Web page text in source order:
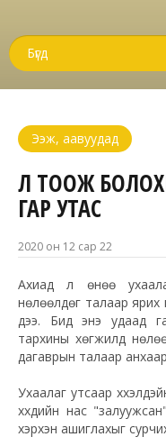
Ээж, аавуудад
ҮЛ ТООЖ
ГАР УТАС
2020 он 12 сар 22
Ахиад л өнөө
нөлөөлдөг талаар ярих
дээ. Бид энэ удаад
тархины хөгжилд
дагаврын талаар
Ухаалаг утсаар
хүүхдийн нас
хэрхэн ашиглахыг